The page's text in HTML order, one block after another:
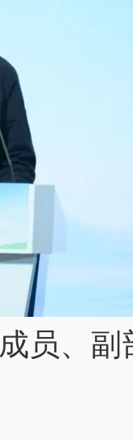
员、副